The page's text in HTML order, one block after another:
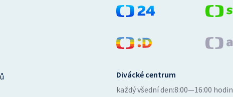
Divácké centrum
každý všední den:8:00—16:00 hodin